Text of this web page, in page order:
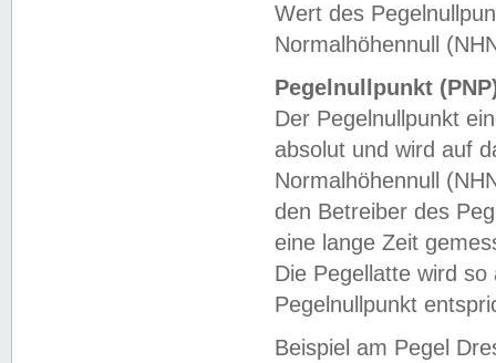
Wert des
Normalhöhennull
Pegelnullpunkt
Der Pegelnullpunkt
absolut und wird auf
Normalhöhennull
den Betreiber des
eine lange Zeit
Die Pegellatte wird
Pegelnullpunkt
Beispiel am Pegel